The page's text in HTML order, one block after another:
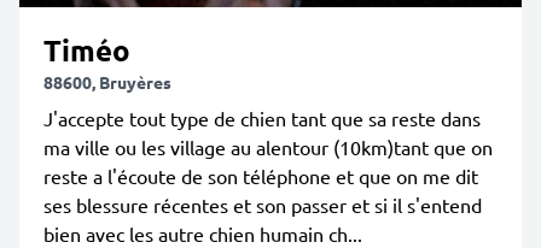
Timéo
88600, Bruyères
J'accepte tout type de chien tant que sa reste dans
ma ville ou les village au alentour (10km)tant que on
reste a l'écoute de son téléphone et que on me dit
ses blessure récentes et son passer et si il s'entend
bien avec les autre chien humain ch...